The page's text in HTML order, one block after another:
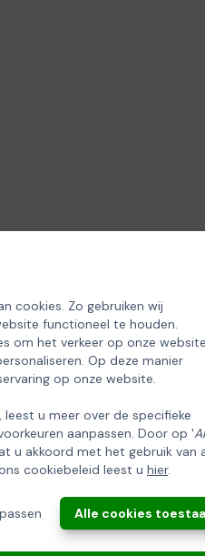
cookies. Zo gebruiken wij
functioneel te houden.
om het verkeer op onze
Op deze manier
op onze website.
leest u meer over de specifieke
aanpassen. Door op '
u akkoord met het gebruik van
cookiebeleid leest u hier.
Alle cookies